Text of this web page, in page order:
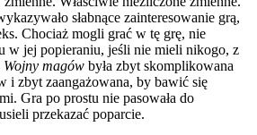
słabnące zainteresowanie grą,
Chociaż mogli grać w tę grę, nie
w jej popieraniu, jeśli nie mieli nikogo, z
Wojny magów była zbyt skomplikowana
i zbyt zaangażowana, by bawić się
Gra po prostu nie pasowała do
przekazać poparcie.